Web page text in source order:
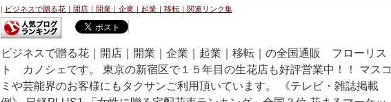
ビジネスで贈る花｜開店｜開業｜企業｜起業｜移転｜関連リンク集
ビジネスで贈る花｜開店｜開業｜企業｜起業｜移転｜の全国通販 フローリス
ト カノシェです。 東京の新宿区で１５年目の生花店も好評営業中！！ マスコ
ミや芸能界のお客様にもタクサンご利用頂いています。 《テレビ・雑誌掲載